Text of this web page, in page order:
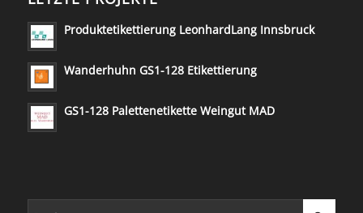
Produktetikettierung LeonhardLang Innsbruck
Wanderhuhn GS1-128 Etikettierung
GS1-128 Palettenetikette Weingut MAD